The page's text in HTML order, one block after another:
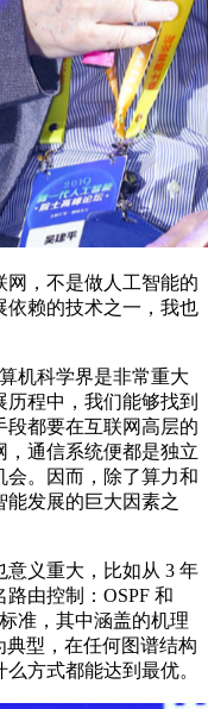
，不是做人工智能的
依赖的技术之一，我也
机科学界是非常重大
程中，我们能够找到
段都要在互联网高层的
通信系统便都是独立
会。因而，除了算力和
能发展的巨大因素之
义重大，比如从 3 年
由控制：OSPF 和
准，其中涵盖的机理
典型，在任何图谱结构
方式都能达到最优。